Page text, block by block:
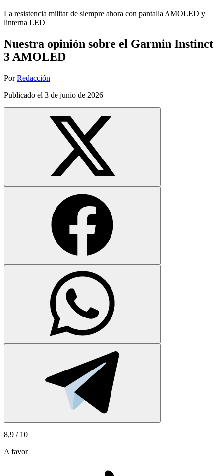
La resistencia militar de siempre ahora con pantalla AMOLED y
linterna LED
Nuestra opinión sobre el Garmin Instinct
3 AMOLED
Por Redacción
Publicado el 3 de junio de 2026
8,9 / 10
A favor